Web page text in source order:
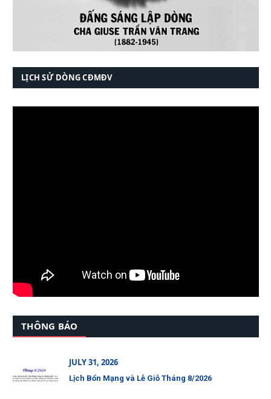
LỊCH SỬ DÒNG CĐMĐV
THÔNG BÁO
JULY 31, 2026
Lịch Bổn Mạng và Lễ Giỗ Tháng 8/2026